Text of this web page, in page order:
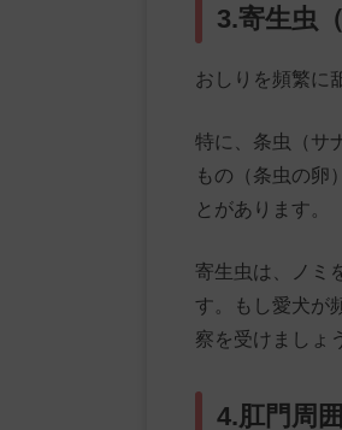
3.寄生虫
おしりを頻繁に
特に、条虫（サ
もの（条虫の卵
とがあります。
寄生虫は、ノミ
す。もし愛犬が
察を受けましょ
4.肛門周